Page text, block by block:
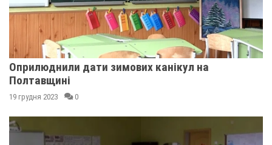
Оприлюднили дати зимових канікул на
Полтавщині
19 грудня 2023 0